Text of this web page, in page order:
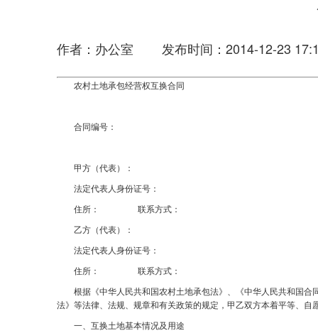
作者：办公室 发布时间：2014-12-23
农村土地承包经营权互换合同
合同编号：
甲方（代表）：
法定代表人身份证号：
住所： 联系方式：
乙方（代表）：
法定代表人身份证号：
住所： 联系方式：
根据《中华人民共和国农村土地承包法》、《中华人民共和国合
法》等法律、法规、规章和有关政策的规定，甲乙双方本着平等、
一、互换土地基本情况及用途